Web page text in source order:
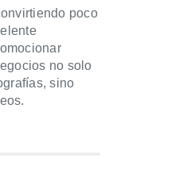
poco
no solo
sino